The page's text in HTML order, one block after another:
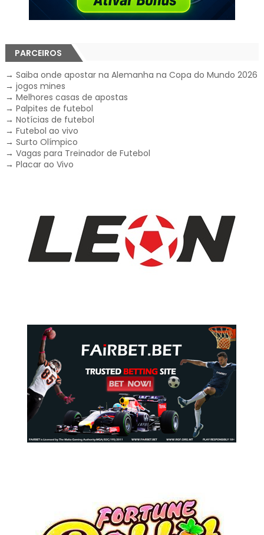
PARCEIROS
→ Saiba onde apostar na Alemanha na Copa do Mundo 2026
→ jogos mines
→ Melhores casas de apostas
→ Palpites de futebol
→ Notícias de futebol
→ Futebol ao vivo
→ Surto Olímpico
→ Vagas para Treinador de Futebol
→ Placar ao Vivo